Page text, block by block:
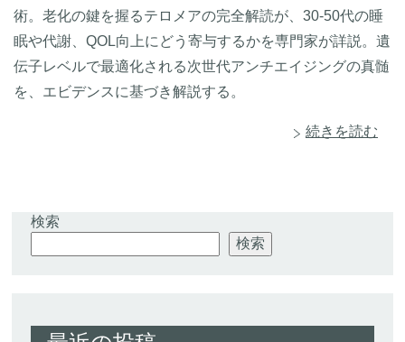
術。老化の鍵を握るテロメアの完全解読が、30-50代の睡
眠や代謝、QOL向上にどう寄与するかを専門家が詳説。遺
伝子レベルで最適化される次世代アンチエイジングの真髄
を、エビデンスに基づき解説する。
続きを読む
検索
検索